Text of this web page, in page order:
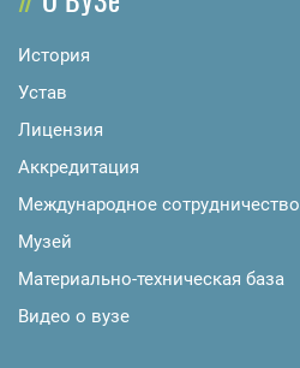
История
Устав
Лицензия
Аккредитация
Международное сотрудничество
Музей
Материально-техническая база
Видео о вузе